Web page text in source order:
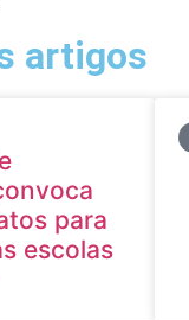
artigos
para
escolas